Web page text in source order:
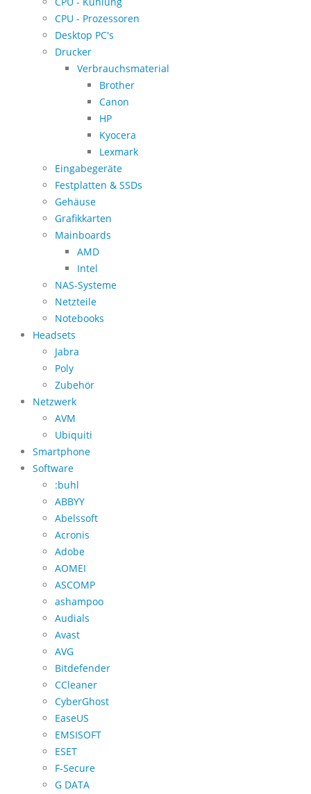
CPU - Prozessoren
Desktop PC's
Drucker
Verbrauchsmaterial
Brother
Canon
HP
Kyocera
Lexmark
Eingabegeräte
Festplatten & SSDs
Gehäuse
Grafikkarten
Mainboards
AMD
Intel
NAS-Systeme
Netzteile
Notebooks
Headsets
Jabra
Poly
Zubehör
Netzwerk
AVM
Ubiquiti
Smartphone
Software
:buhl
ABBYY
Abelssoft
Acronis
Adobe
AOMEI
ASCOMP
ashampoo
Audials
Avast
AVG
Bitdefender
CCleaner
CyberGhost
EaseUS
EMSISOFT
ESET
F-Secure
G DATA